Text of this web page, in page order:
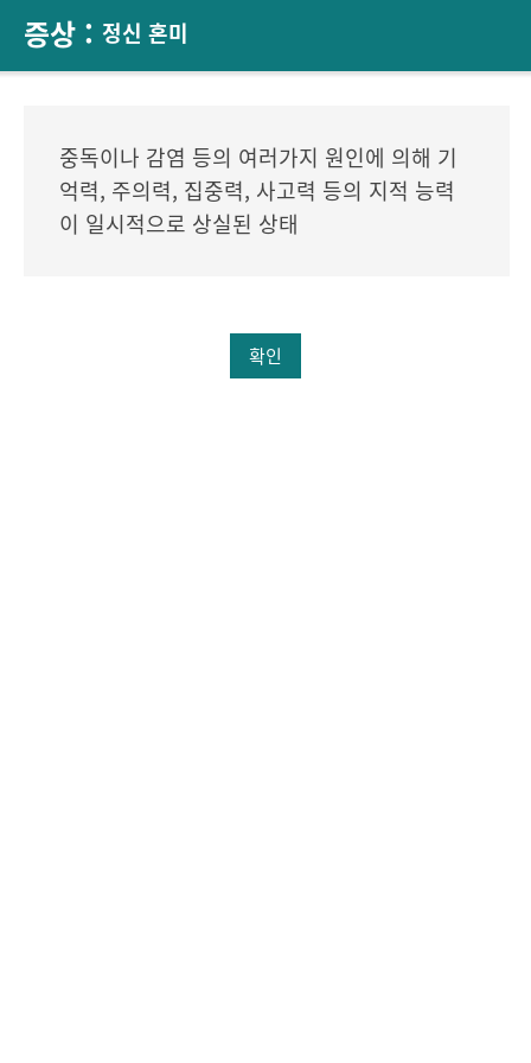
증상 : 정신 혼미
중독이나 감염 등의 여러가지 원인에 의해 기
억력, 주의력, 집중력, 사고력 등의 지적 능력
이 일시적으로 상실된 상태
확인